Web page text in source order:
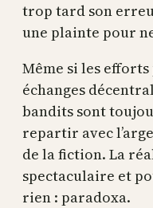
trop tard son
une plainte pour ne
Même si les
échanges
bandits sont
repartir avec
de la fiction. La
spectaculaire et
rien : paradoxa.